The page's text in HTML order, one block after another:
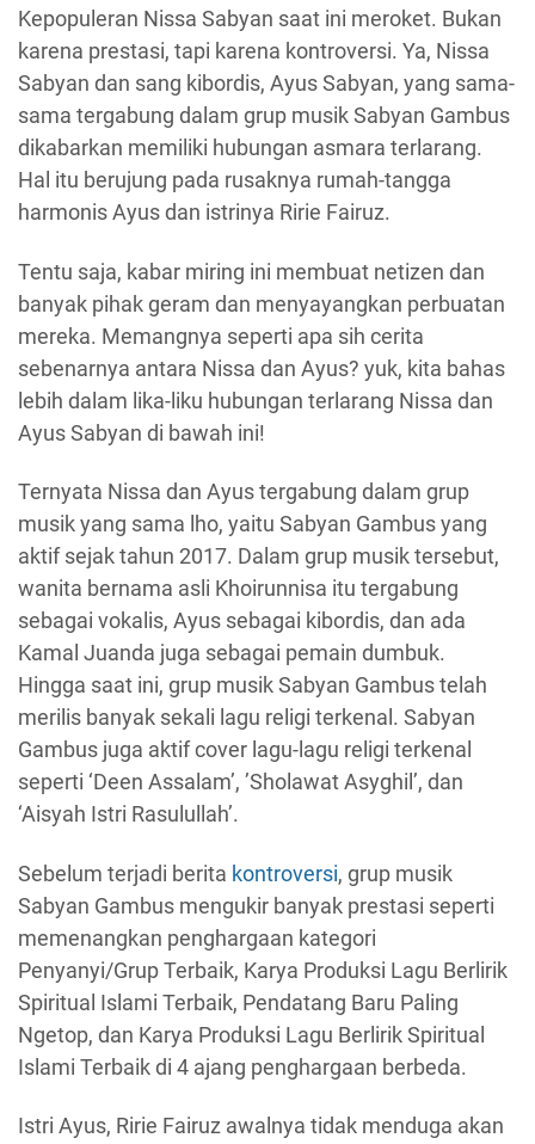
Kepopuleran Nissa Sabyan saat ini meroket. Bukan
karena prestasi, tapi karena kontroversi. Ya, Nissa
Sabyan dan sang kibordis, Ayus Sabyan, yang sama-
sama tergabung dalam grup musik Sabyan Gambus
dikabarkan memiliki hubungan asmara terlarang.
Hal itu berujung pada rusaknya rumah-tangga
harmonis Ayus dan istrinya Ririe Fairuz.
Tentu saja, kabar miring ini membuat netizen dan
banyak pihak geram dan menyayangkan perbuatan
mereka. Memangnya seperti apa sih cerita
sebenarnya antara Nissa dan Ayus? yuk, kita bahas
lebih dalam lika-liku hubungan terlarang Nissa dan
Ayus Sabyan di bawah ini!
Ternyata Nissa dan Ayus tergabung dalam grup
musik yang sama lho, yaitu Sabyan Gambus yang
aktif sejak tahun 2017. Dalam grup musik tersebut,
wanita bernama asli Khoirunnisa itu tergabung
sebagai vokalis, Ayus sebagai kibordis, dan ada
Kamal Juanda juga sebagai pemain dumbuk.
Hingga saat ini, grup musik Sabyan Gambus telah
merilis banyak sekali lagu religi terkenal. Sabyan
Gambus juga aktif cover lagu-lagu religi terkenal
seperti ‘Deen Assalam’, ’Sholawat Asyghil’, dan
‘Aisyah Istri Rasulullah’.
Sebelum terjadi berita kontroversi, grup musik
Sabyan Gambus mengukir banyak prestasi seperti
memenangkan penghargaan kategori
Penyanyi/Grup Terbaik, Karya Produksi Lagu Berlirik
Spiritual Islami Terbaik, Pendatang Baru Paling
Ngetop, dan Karya Produksi Lagu Berlirik Spiritual
Islami Terbaik di 4 ajang penghargaan berbeda.
Istri Ayus, Ririe Fairuz awalnya tidak menduga akan